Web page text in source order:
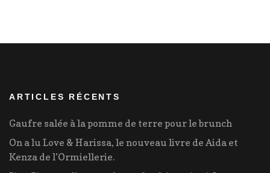
ARTICLES RÉCENTS
Gaufre salée à la pomme de terre pour le brunch
On a lu Love & Harissa, le nouveau livre de Aida et
Kenza de l’Ormiellerie.